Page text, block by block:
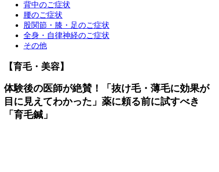
背中のご症状
腰のご症状
股関節・膝・足のご症状
全身・自律神経のご症状
その他
【育毛・美容】
体験後の医師が絶賛！「抜け毛・薄毛に効果が
目に見えてわかった」薬に頼る前に試すべき
「育毛鍼」